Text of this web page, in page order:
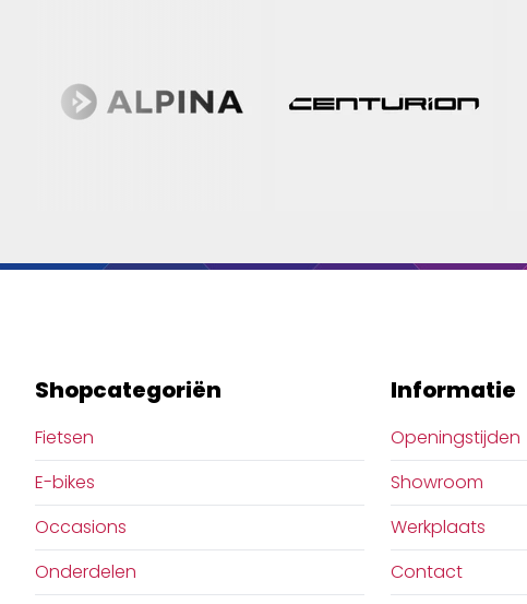
Shopcategoriën
Fietsen
E-bikes
Occasions
Onderdelen
Informatie
Openingstijden
Showroom
Werkplaats
Contact